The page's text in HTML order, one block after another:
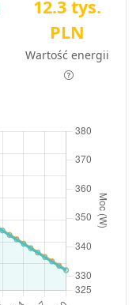
12.3 tys.
PLN
Wartość energii